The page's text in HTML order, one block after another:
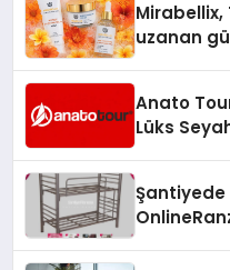
Mirabellix,
uzanan
Anato
Lüks